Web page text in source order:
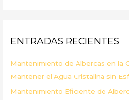
r
o
r
:
ENTRADAS RECIENTES
Mantenimiento de Albercas en la
Mantener el Agua Cristalina sin
Mantenimiento Eficiente de